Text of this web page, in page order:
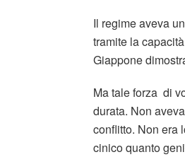
Il regime aveva
tramite la
Giappone
Ma tale forza di
durata. Non
conflitto. Non era
cinico quanto